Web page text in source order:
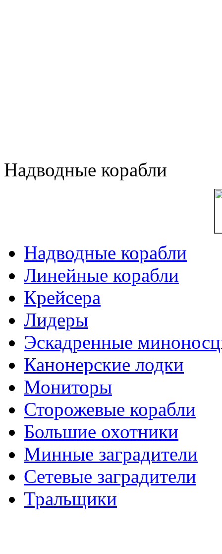
Надводные корабли
Надводные корабли
Линейные корабли
Крейсера
Лидеры
Эскадренные
Канонерские лодки
Мониторы
Сторожевые корабли
Большие охотники
Минные заградители
Сетевые заградители
Тральщики